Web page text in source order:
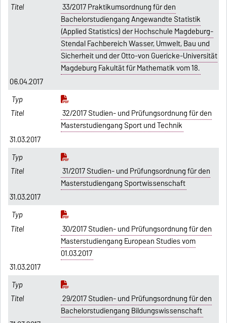
33/2017 Praktikumsordnung für den
Bachelorstudiengang Angewandte Statistik
(Applied Statistics) der Hochschule Magdeburg-
Stendal Fachbereich Wasser, Umwelt, Bau und
Sicherheit und der Otto-von Guericke-Universität
Magdeburg Fakultät für Mathematik vom 18.
06.04.2017
32/2017 Studien- und Prüfungsordnung für den
Masterstudiengang Sport und Technik
31.03.2017
31/2017 Studien- und Prüfungsordnung für den
Masterstudiengang Sportwissenschaft
31.03.2017
30/2017 Studien- und Prüfungsordnung für den
Masterstudiengang European Studies vom
01.03.2017
31.03.2017
29/2017 Studien- und Prüfungsordnung für den
Bachelorstudiengang Bildungswissenschaft